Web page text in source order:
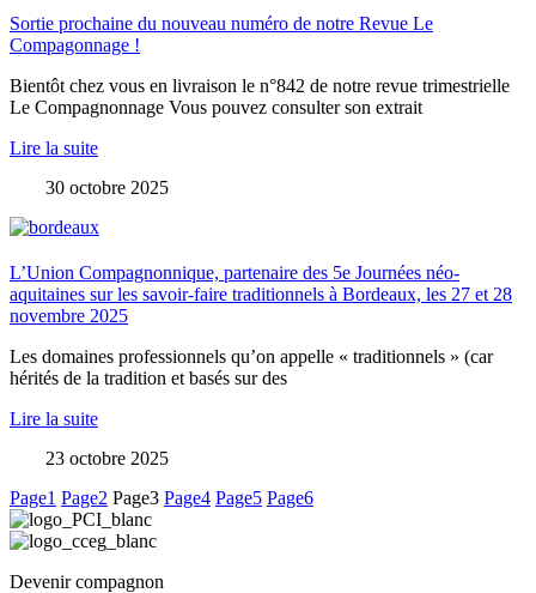
Sortie prochaine du nouveau numéro de notre Revue Le
Compagonnage !
Bientôt chez vous en livraison le n°842 de notre revue trimestrielle
Le Compagnonnage Vous pouvez consulter son extrait
Lire la suite
30 octobre 2025
L’Union Compagnonnique, partenaire des 5e Journées néo-
aquitaines sur les savoir-faire traditionnels à Bordeaux, les 27 et 28
novembre 2025
Les domaines professionnels qu’on appelle « traditionnels » (car
hérités de la tradition et basés sur des
Lire la suite
23 octobre 2025
Page1 Page2 Page3 Page4 Page5 Page6
Devenir compagnon